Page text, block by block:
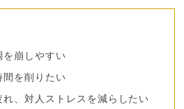
を崩しやすい
間を削りたい
、対人ストレスを減らしたい